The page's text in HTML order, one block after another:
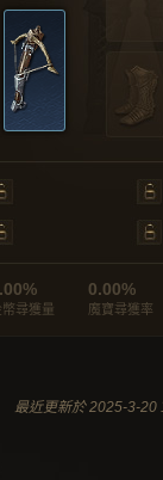
幣尋獲量
0.00%
魔寶尋獲率
最近更新於 2025-3-20